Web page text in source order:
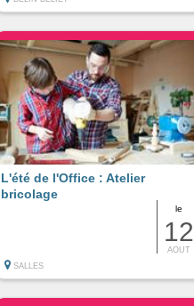
le
12
AOUT
L'été de l'Office : Atelier
bricolage
SALLES